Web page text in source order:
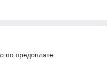
по предоплате.